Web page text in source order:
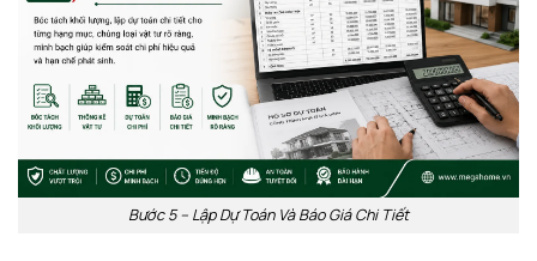
Bước 5 – Lập Dự Toán Và Báo Giá Chi Tiết